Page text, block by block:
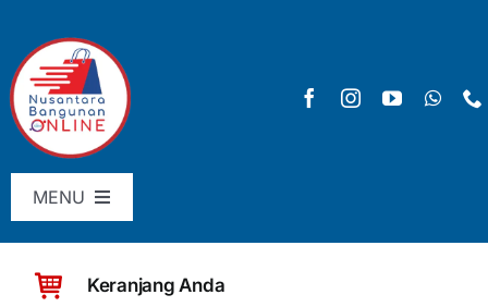
content
MENU
Menu Utama
Keranjang Anda